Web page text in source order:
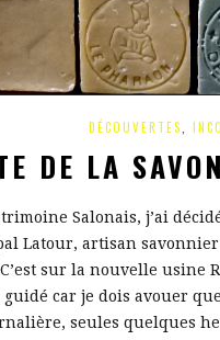
DÉCOUVERTES,
DE LA
Salonais, j’ai
Latour, artisan
sur la nouvelle usine
car je dois avouer
seules quelques